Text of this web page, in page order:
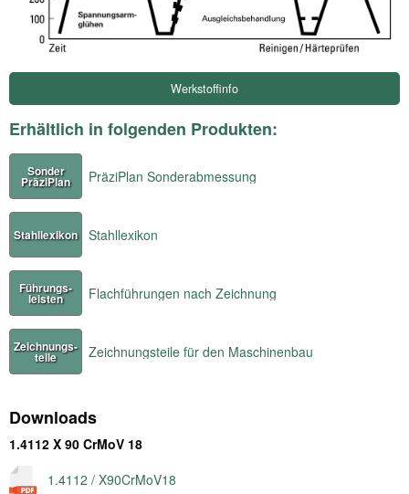
Werkstoffinfo
Erhältlich in folgenden Produkten:
Sonder
PräziPlan PräziPlan Sonderabmessung
Stahllexikon Stahllexikon
Führungs-
leisten Flachführungen nach Zeichnung
Zeichnungs-
teile Zeichnungsteile für den Maschinenbau
Downloads
1.4112 X 90 CrMoV 18
1.4112 / X90CrMoV18